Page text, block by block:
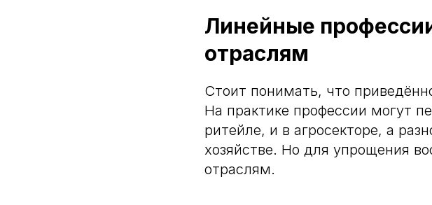
Линейные
отраслям
Стоит понимать, что
На практике профессии могут
ритейле, и в агросекторе, а
хозяйстве. Но для упрощения
отраслям.